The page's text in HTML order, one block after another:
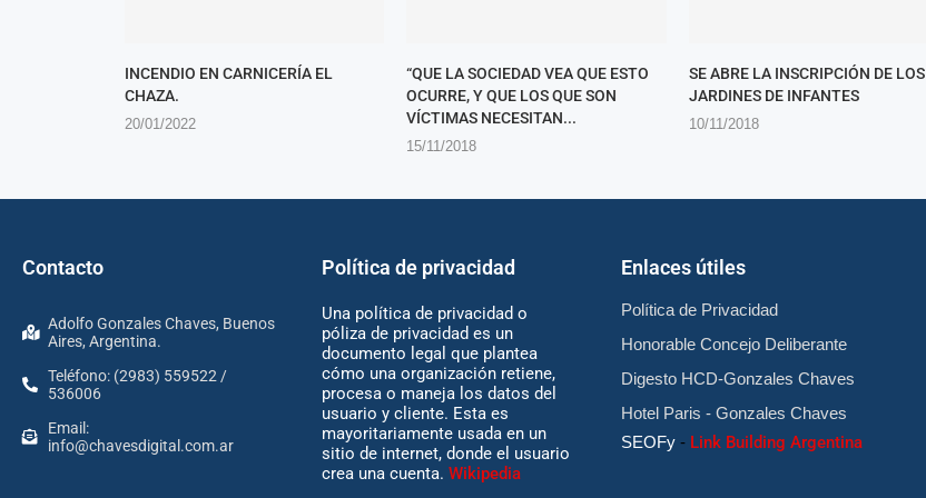
INCENDIO EN CARNICERÍA EL
CHAZA.
20/01/2022
“QUE LA SOCIEDAD VEA QUE ESTO
OCURRE, Y QUE LOS QUE SON
VÍCTIMAS NECESITAN...
15/11/2018
SE ABRE LA INSCRIPCIÓN DE LOS
JARDINES DE INFANTES
10/11/2018
Contacto
Adolfo Gonzales Chaves, Buenos
Aires, Argentina.
Teléfono: (2983) 559522 /
536006
Email:
info@chavesdigital.com.ar
Política de privacidad
Una política de privacidad o
póliza de privacidad es un
documento legal que plantea
cómo una organización retiene,
procesa o maneja los datos del
usuario y cliente. Esta es
mayoritariamente usada en un
sitio de internet, donde el usuario
crea una cuenta. Wikipedia
Enlaces útiles
Política de Privacidad
Honorable Concejo Deliberante
Digesto HCD-Gonzales Chaves
Hotel Paris - Gonzales Chaves
SEOFy- Link Building Argentina